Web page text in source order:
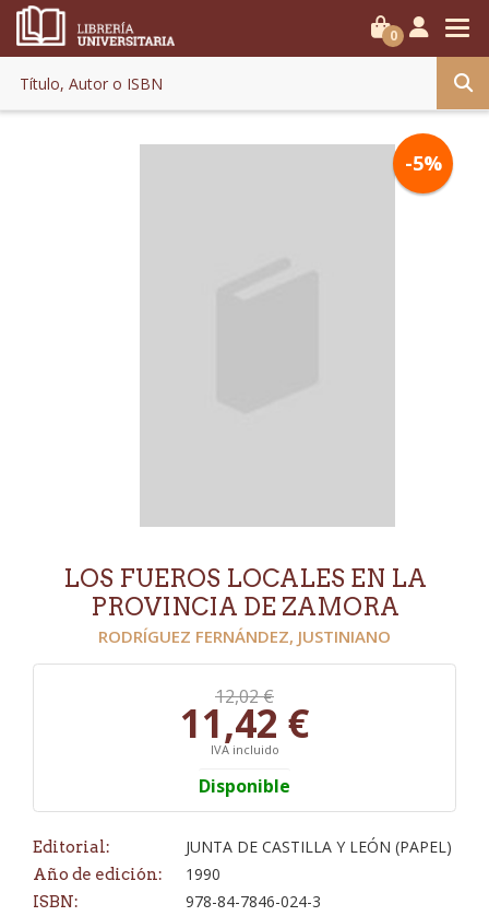
0
-5%
LOS FUEROS LOCALES EN LA
PROVINCIA DE ZAMORA
RODRÍGUEZ FERNÁNDEZ, JUSTINIANO
12,02 €
11,42 €
IVA incluido
Disponible
Editorial: JUNTA DE CASTILLA Y LEÓN (PAPEL)
Año de edición: 1990
ISBN: 978-84-7846-024-3